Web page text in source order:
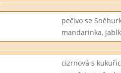
pečivo se
mandarinka,
cizrnová s